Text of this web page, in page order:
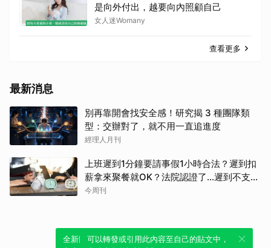
是向外付出，越要向內照顧自己
女人迷Womany
查看更多
最新消息
別再靠開會找安全感！研究揭 3 種團隊類
型：交辦對了，就不用一直追進度
經理人月刊
上班遲到1分鐘要請事假1小時合法？遲到扣
薪拿來聚餐就OK？法院認證了…遲到不支薪
這樣算
今周刊
全新體驗！一鍵引用此內容，透過發布貼
可以轉發或引用此內容至自己的貼文中，